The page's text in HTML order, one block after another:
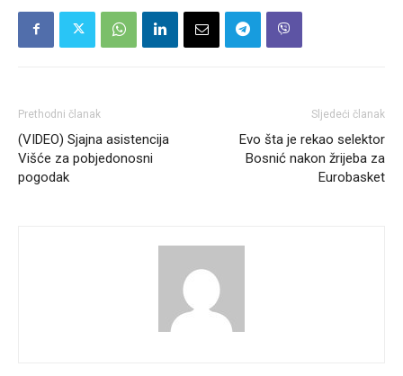
Prethodni članak
(VIDEO) Sjajna asistencija
Višće za pobjedonosni
pogodak
Sljedeći članak
Evo šta je rekao selektor
Bosnić nakon žrijeba za
Eurobasket